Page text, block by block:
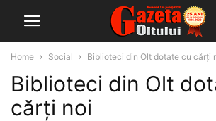
Home Social Biblioteci din Olt dotate cu cărți
Biblioteci din Olt
cărți noi